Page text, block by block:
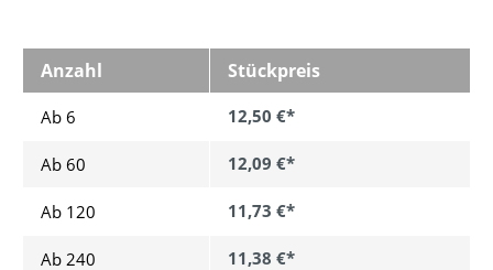
Anzahl Stückpreis
Ab 6 12,50 €*
Ab 60 12,09 €*
Ab 120 11,73 €*
Ab 240 11,38 €*